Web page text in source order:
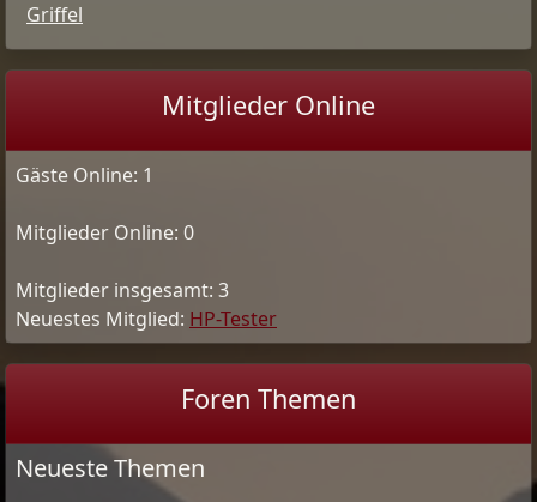
Griffel
Mitglieder Online
Gäste Online: 1
Mitglieder Online: 0
Mitglieder insgesamt: 3
Neuestes Mitglied: HP-Tester
Foren Themen
Neueste Themen